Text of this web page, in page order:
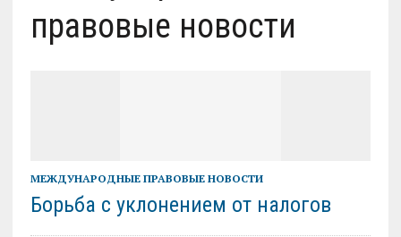
правовые новости
МЕЖДУНАРОДНЫЕ ПРАВОВЫЕ НОВОСТИ
Борьба с уклонением от налогов